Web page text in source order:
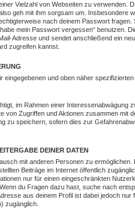
Vielzahl von Webseiten zu verwenden.
geh mit ihm sorgsam um. Insbesondere
nach deinem Passwort
mein Passwort vergessen“ benutzen.
Adresse und sendet anschließend ein
zugreifen kannst.
eingegebenen und oben näher
im Rahmen einer Interessenabwägung
von Zugriffen und Aktionen zusammen mit
zu speichern, sofern dies zur
DEINER DATEN
mit anderen Personen zu
Beiträge im Internet öffentlich
nur für einen eingeschränkten
du Fragen dazu hast, suche nach
aus deinem Profil ist dabei jedoch nur
zugänglich.